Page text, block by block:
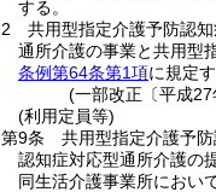
する。
2
共用型指定介護予防認
通所介護の事業と共用型
条例第64条第1項に規定
(一部改正〔平成
(利用定員等)
第9条
共用型指定介護予
認知症対応型通所介護の
同生活介護事業所におい